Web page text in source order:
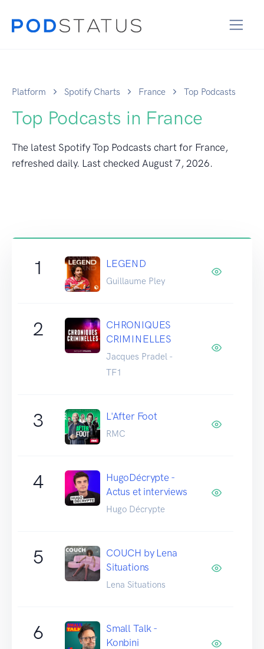
Platform Spotify Charts France Top Podcasts
Top Podcasts in France
The latest Spotify Top Podcasts chart for France,
refreshed daily. Last checked August 7, 2026.
1 LEGEND
Guillaume Pley
2
CHRONIQUES
CRIMINELLES
Jacques Pradel -
TF1
3 L'After Foot
RMC
4
HugoDécrypte -
Actus et interviews
Hugo Décrypte
5
COUCH by Lena
Situations
Lena Situations
6
Small Talk -
Konbini